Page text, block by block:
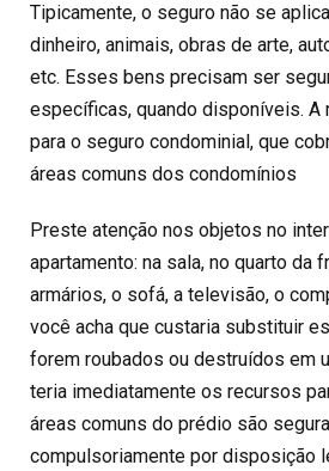
Tipicamente, o seguro não se
dinheiro, animais, obras de arte,
etc. Esses bens precisam ser
específicas, quando disponíveis. A
para o seguro condominial, que
áreas comuns dos condomínios
Preste atenção nos objetos no
apartamento: na sala, no quarto da
armários, o sofá, a televisão, o
você acha que custaria substituir
forem roubados ou destruídos em
teria imediatamente os recursos
áreas comuns do prédio são
compulsoriamente por disposição